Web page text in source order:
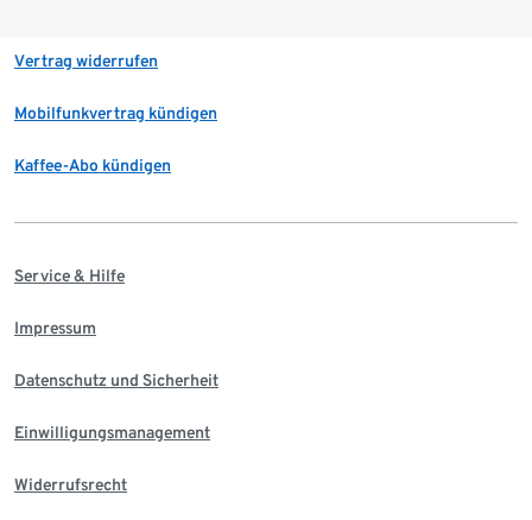
Vertrag widerrufen
Mobilfunkvertrag kündigen
Kaffee-Abo kündigen
Service & Hilfe
Impressum
Datenschutz und Sicherheit
Einwilligungsmanagement
Widerrufsrecht